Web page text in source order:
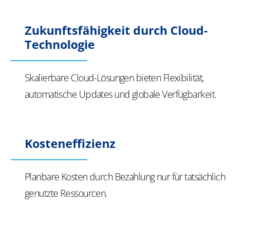
Zukunftsfähigkeit durch Cloud-
Technologie
Skalierbare Cloud-Lösungen bieten Flexibilität,
automatische Updates und globale Verfügbarkeit.
Kosteneffizienz
Planbare Kosten durch Bezahlung nur für tatsächlich
genutzte Ressourcen.